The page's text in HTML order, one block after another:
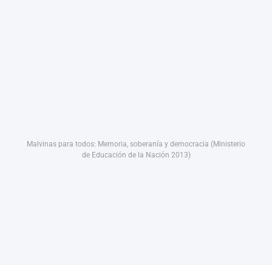
Malvinas para todos: Memoria, soberanía y democracia (Ministerio
de Educación de la Nación 2013)